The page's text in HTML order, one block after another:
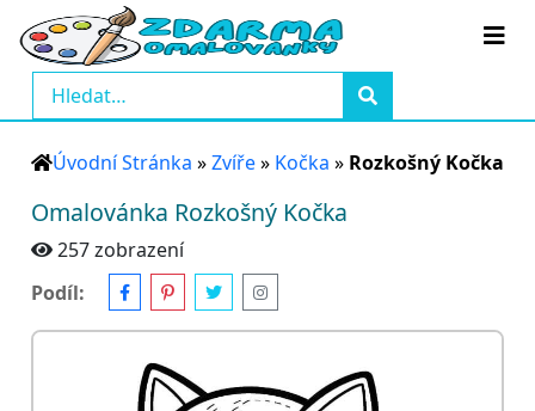
Úvodní Stránka »Zvíře» Kočka » Rozkošný Kočka
Omalovánka Rozkošný Kočka
257 zobrazení
Podíl: